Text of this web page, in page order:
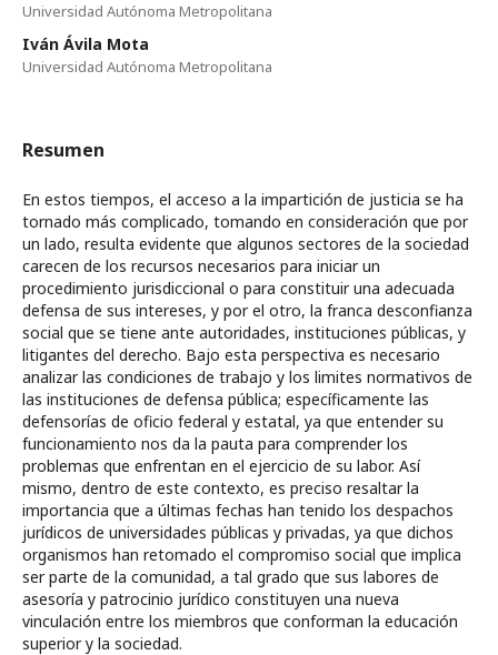
Universidad Autónoma Metropolitana
Iván Ávila Mota
Universidad Autónoma Metropolitana
Resumen
En estos tiempos, el acceso a la impartición de justicia se ha
tornado más complicado, tomando en consideración que por
un lado, resulta evidente que algunos sectores de la sociedad
carecen de los recursos necesarios para iniciar un
procedimiento jurisdiccional o para constituir una adecuada
defensa de sus intereses, y por el otro, la franca desconfianza
social que se tiene ante autoridades, instituciones públicas, y
litigantes del derecho. Bajo esta perspectiva es necesario
analizar las condiciones de trabajo y los limites normativos de
las instituciones de defensa pública; específicamente las
defensorías de oficio federal y estatal, ya que entender su
funcionamiento nos da la pauta para comprender los
problemas que enfrentan en el ejercicio de su labor. Así
mismo, dentro de este contexto, es preciso resaltar la
importancia que a últimas fechas han tenido los despachos
jurídicos de universidades públicas y privadas, ya que dichos
organismos han retomado el compromiso social que implica
ser parte de la comunidad, a tal grado que sus labores de
asesoría y patrocinio jurídico constituyen una nueva
vinculación entre los miembros que conforman la educación
superior y la sociedad.